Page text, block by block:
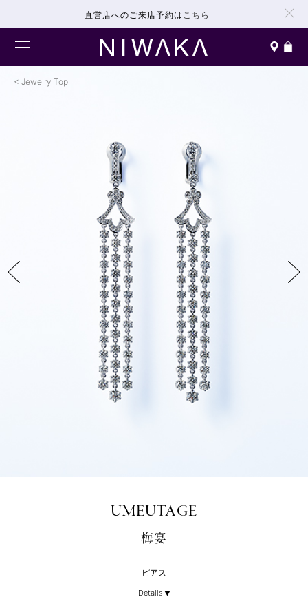
直営店へのご来店予約は こちら
Jewelry Top
UMEUTAGE
梅宴
ピアス
Details